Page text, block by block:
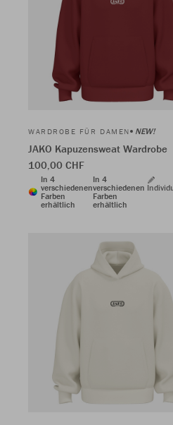
WARDROBE FÜR DAMEN NEW!
JAKO Kapuzensweat Wardrobe
100,00 CHF
In 4
verschiedenen
Farben
erhältlich
In 4
verschiedenen
Farben
erhältlich